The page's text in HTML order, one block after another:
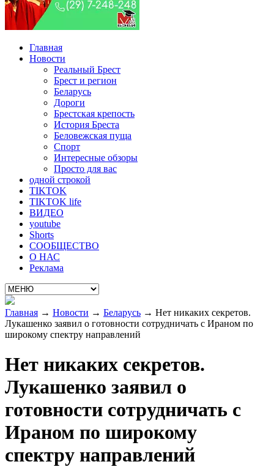
Главная
Новости
Реальный Брест
Брест и регион
Беларусь
Дороги
Брестская крепость
История Бреста
Беловежская пуща
Спорт
Интересные обзоры
Просто для вас
одной строкой
TIKTOK
TIKTOK life
ВИДЕО
youtube
Shorts
СООБЩЕСТВО
О НАС
Реклама
Главная → Новости → Беларусь → Нет никаких секретов.
Лукашенко заявил о готовности сотрудничать с Ираном по
широкому спектру направлений
Нет никаких секретов.
Лукашенко заявил о
готовности сотрудничать с
Ираном по широкому
спектру направлений